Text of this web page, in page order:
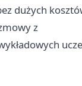
dużych
z